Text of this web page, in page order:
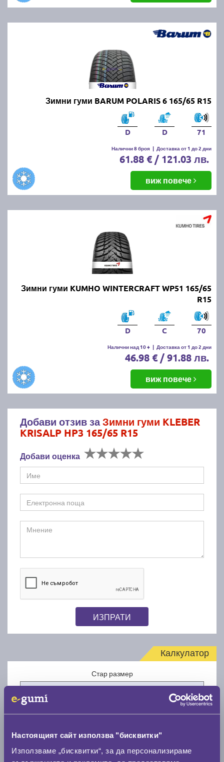
Настоящият сайт използва "бисквитки"
Използваме „бисквитки“, за да персонализираме
Зимни гуми BARUM POLARIS 6 165/65 R15
D D 71
Налични 8 броя | Доставка от 1 до 2 дни
61.88 € / 121.03 лв.
виж повече
Зимни гуми KUMHO WINTERCRAFT WP51 165/65
R15
D C 70
Налични над 10 + | Доставка от 1 до 2 дни
46.98 € / 91.88 лв.
виж повече
Добави отзив заЗимни гуми KLEBER
KRISALP HP3 165/65 R15
Добави оценка
ИЗПРАТИ
Калкулатор
Стар размер
Нов размер